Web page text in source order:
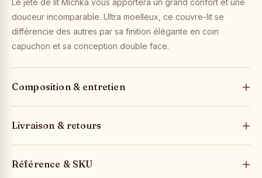
Le jeté de lit Michka vous apportera un grand confort et une
douceur incomparable. Ultra moelleux, ce couvre-lit se
différencie des autres par sa finition élégante en coin
capuchon et sa conception double face.
Composition & entretien
Livraison & retours
Référence & SKU